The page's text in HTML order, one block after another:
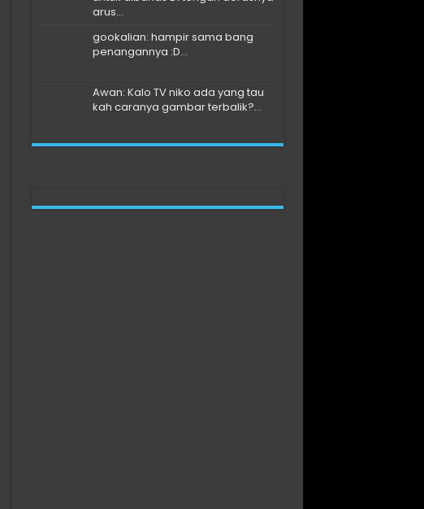
arus...
gookalian: hampir sama bang
penangannya :D...
Awan: Kalo TV niko ada yang tau
kah caranya gambar terbalik?...